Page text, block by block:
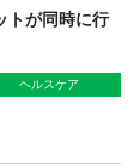
トが同時に行
ヘルスケア